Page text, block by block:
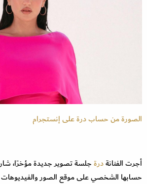
الصورة من حساب درة على إنستجرام
أجرت الفنانةدرةجلسة تصوير جديدة مؤخرًا،
حسابها الشخصي على موقع الصور